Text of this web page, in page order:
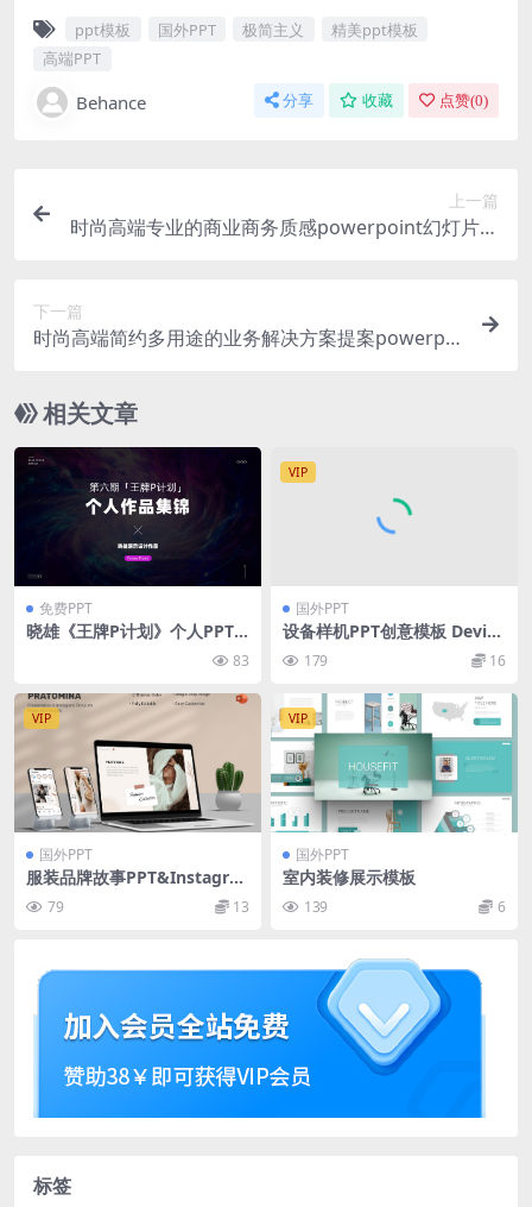
ppt模板 国外PPT 极简主义
精美ppt模板
高端PPT
Behance 分享 收藏 点赞(0)
上一篇
时尚高端专业的商业商务质感powerpoint幻灯片演
下一篇
时尚高端简约多用途的业务解决方案提案powerpoi
相关文章
免费PPT
晓雄《王牌P计划》个人PPT
83
VIP
国外PPT
设备样机PPT创意模板 Device
Mockup PowerPoint Templ
ate179 16
VIP
国外PPT
服装品牌故事PPT&Instagra
m模板素材 Pratomina – Po
werpoint & Instagram Tem
79 13
VIP
国外PPT
室内装修展示模板
139 6
标签